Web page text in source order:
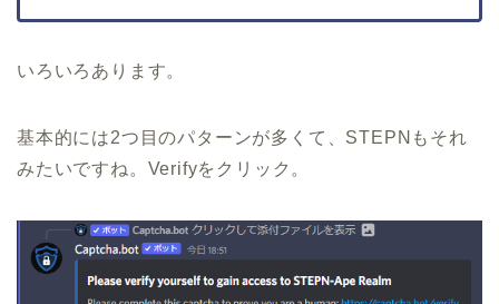
いろいろあります。
基本的には2つ目のパターンが多くて、STEPNもそれ
みたいですね。Verifyをクリック。